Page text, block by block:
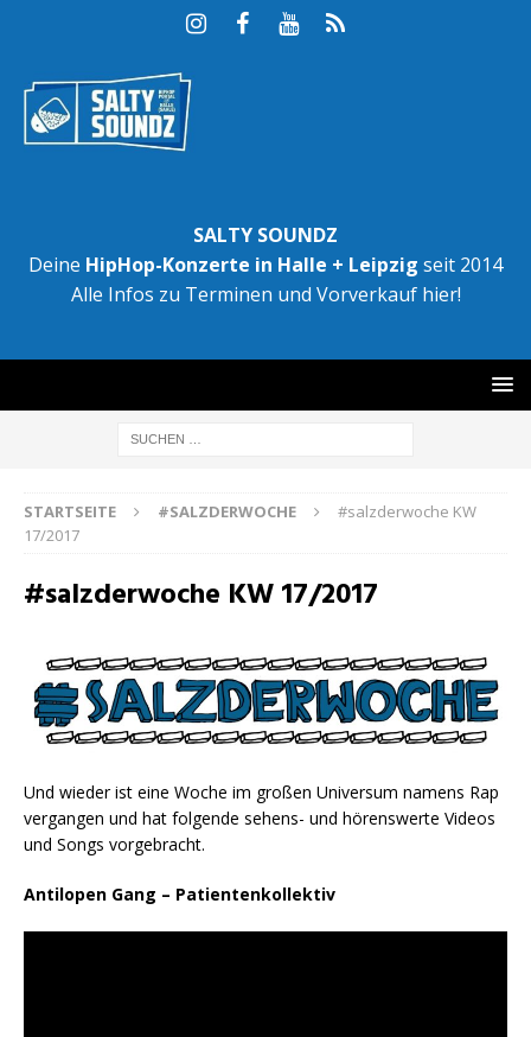
SALTY SOUNDZ
Deine HipHop-Konzerte in Halle + Leipzig seit 2014
Alle Infos zu Terminen und Vorverkauf hier!
STARTSEITE #SALZDERWOCHE
#salzderwoche KW
17/2017
#salzderwoche KW 17/2017
Und wieder ist eine Woche im großen Universum namens Rap
vergangen und hat folgende sehens- und hörenswerte Videos
und Songs vorgebracht.
Antilopen Gang – Patientenkollektiv